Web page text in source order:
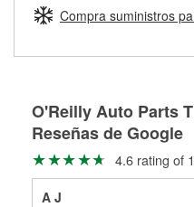
Más información sobre el
medirán tus tambores o
ser rectificados con
partes de reemplazo
Compra suministros
O'Reilly Auto Parts
Reseñas de Google
4.6 rating of
A J